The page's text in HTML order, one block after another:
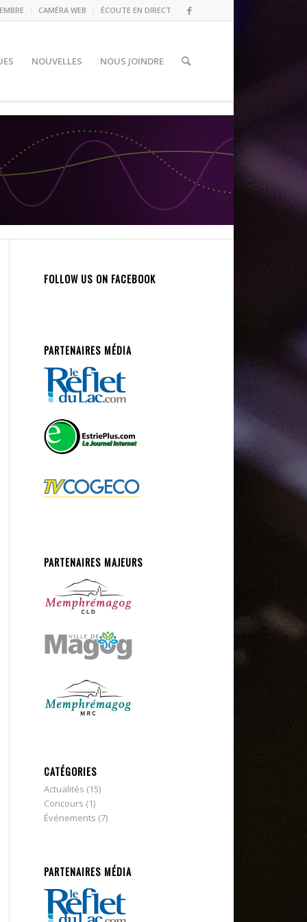
CAMÉRA WEB ÉCOUTE EN DIRECT
NOUVELLES NOUS JOINDRE
FOLLOW US ON FACEBOOK
PARTENAIRES MÉDIA
PARTENAIRES MAJEURS
CATÉGORIES
Actualités (15)
Concours (1)
Événements (7)
PARTENAIRES MÉDIA